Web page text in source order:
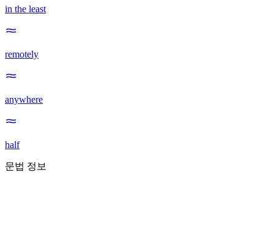
in the least
remotely
anywhere
half
문법 정보